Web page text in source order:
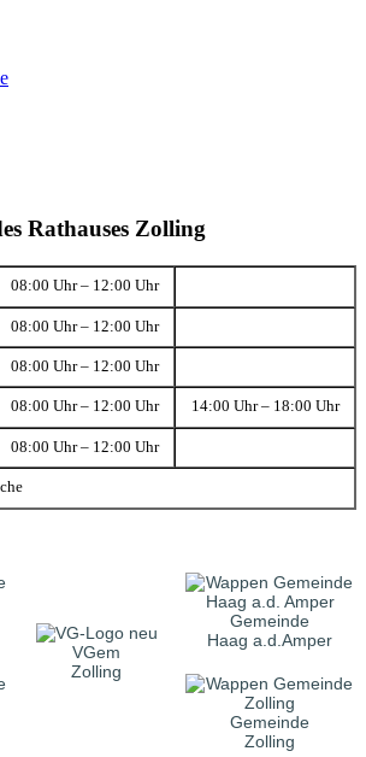
Rathauses Zolling
08:00 Uhr – 12:00 Uhr
08:00 Uhr – 12:00 Uhr
08:00 Uhr – 12:00 Uhr
08:00 Uhr – 12:00 Uhr 14:00 Uhr – 18:00 Uhr
08:00 Uhr – 12:00 Uhr
VGem
Zolling
Gemeinde
Haag a.d.Amper
Gemeinde
Zolling